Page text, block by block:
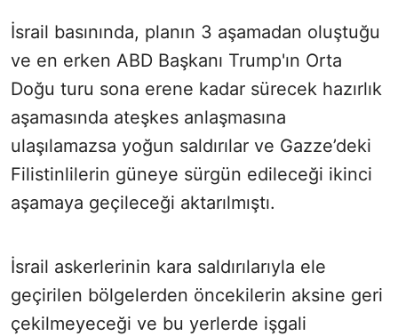
İsrail basınında, planın 3 aşamadan oluştuğu
ve en erken ABD Başkanı Trump'ın Orta
Doğu turu sona erene kadar sürecek hazırlık
aşamasında ateşkes anlaşmasına
ulaşılamazsa yoğun saldırılar ve Gazze’deki
Filistinlilerin güneye sürgün edileceği ikinci
aşamaya geçileceği aktarılmıştı.
İsrail askerlerinin kara saldırılarıyla ele
geçirilen bölgelerden öncekilerin aksine geri
çekilmeyeceği ve bu yerlerde işgali